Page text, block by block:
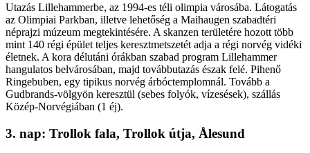
Utazás Lillehammerbe, az 1994-es téli olimpia városába. Látogatás
az Olimpiai Parkban, illetve lehetőség a Maihaugen szabadtéri
néprajzi múzeum megtekintésére. A skanzen területére hozott több
mint 140 régi épület teljes keresztmetszetét adja a régi norvég vidéki
életnek. A kora délutáni órákban szabad program Lillehammer
hangulatos belvárosában, majd továbbutazás észak felé. Pihenő
Ringebuben, egy tipikus norvég árbóctemplomnál. Tovább a
Gudbrands-völgyön keresztül (sebes folyók, vízesések), szállás
Közép-Norvégiában (1 éj).
3. nap: Trollok fala, Trollok útja, Ålesund